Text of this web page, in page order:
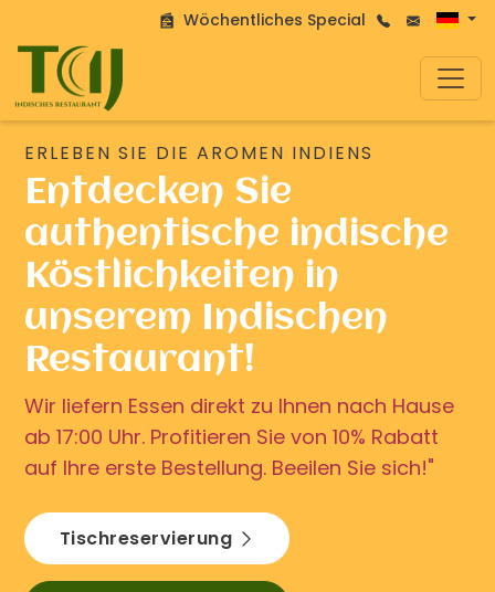
Wöchentliches Special
ERLEBEN SIE DIE AROMEN INDIENS
Entdecken Sie
authentische indische
Köstlichkeiten in
unserem Indischen
Restaurant!
Wir liefern Essen direkt zu Ihnen nach Hause
ab 17:00 Uhr. Profitieren Sie von 10% Rabatt
auf Ihre erste Bestellung. Beeilen Sie sich!"
Tischreservierung